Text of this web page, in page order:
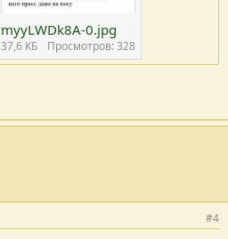
myyLWDk8A-0.jpg
37,6 КБ Просмотров: 328
#4